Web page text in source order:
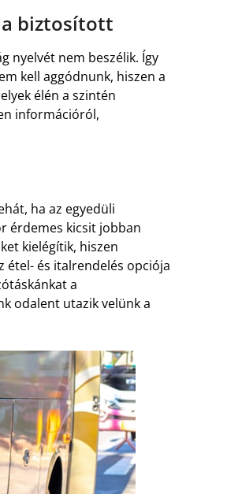
biztosított
nyelvét nem beszélik. Így
kell aggódnunk, hiszen a
élén a szintén
információról,
ha az egyedüli
érdemes kicsit jobban
kielégítik, hiszen
étel- és italrendelés opciója
a
odalent utazik velünk a